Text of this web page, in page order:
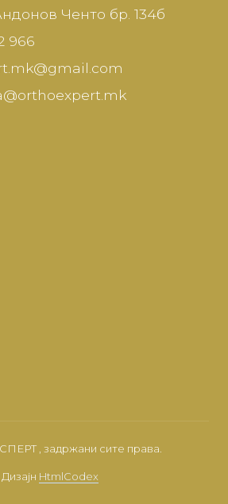
Ченто бр. 134б
966
, задржани сите права.
Дизајн HtmlCodex